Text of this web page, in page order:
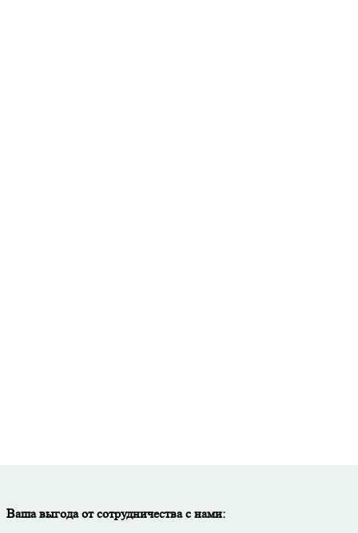
Ваша выгода от сотрудничества с нами: